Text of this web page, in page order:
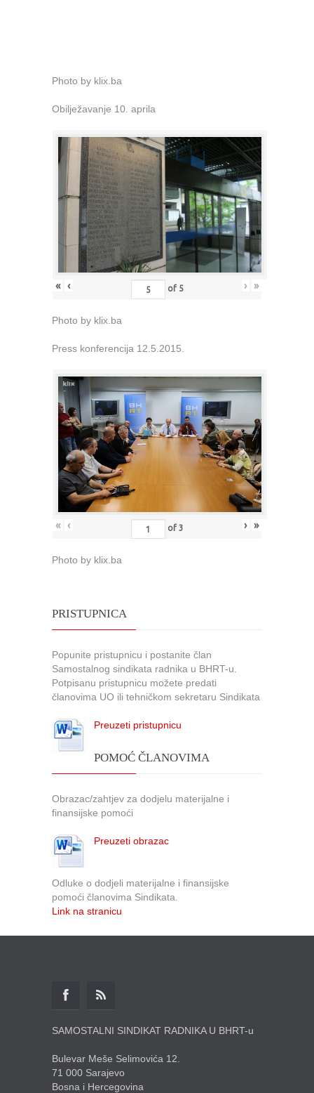
Photo by klix.ba
Obilježavanje 10. aprila
« ‹ of 5 › »
Photo by klix.ba
Press konferencija 12.5.2015.
« ‹ of 3 › »
Photo by klix.ba
PRISTUPNICA
Popunite pristupnicu i postanite član
Samostalnog sindikata radnika u BHRT-u.
Potpisanu pristupnicu možete predati
članovima UO ili tehničkom sekretaru Sindikata
Preuzeti pristupnicu
POMOĆ ČLANOVIMA
Obrazac/zahtjev za dodjelu materijalne i
finansijske pomoći
Preuzeti obrazac
Odluke o dodjeli materijalne i finansijske
pomoći članovima Sindikata.
Link na stranicu
SAMOSTALNI SINDIKAT RADNIKA U BHRT-u
Bulevar Meše Selimovića 12.
71 000 Sarajevo
Bosna i Hercegovina